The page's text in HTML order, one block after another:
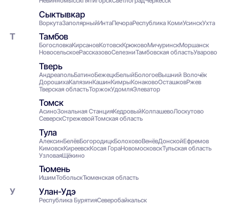
Сыктывкар
ВоркутаЗаполярныйИнтаПечораРеспублика КомиУсинскУхта
Тамбов
БогословкаКирсановКотовскКрюковоМичуринскМоршанск
НовосельскоеРассказовоСелезниТамбовская областьУварово
Тверь
АндреапольБатиноБежецкБелыйБологоеВышний Волочёк
ДорошихаКалязинКашинКимрыКонаковоОсташковРжев
Тверская областьТоржокУдомляЭлеватор
Томск
АсиноЗональная СтанцияКедровыйКолпашевоЛоскутово
СеверскСтрежевойТомская область
Тула
АлексинБелёвБогородицкБолоховоВенёвДонскойЕфремов
КимовскКиреевскКосая ГораНовомосковскТульская область
УзловаяЩёкино
Тюмень
ИшимТобольскТюменская область
Улан-Удэ
Республика БурятияСеверобайкальск